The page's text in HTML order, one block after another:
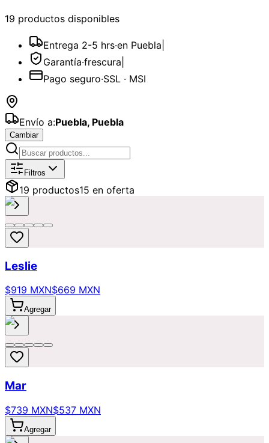
19 productos disponibles
Entrega 2-5 hrs·en Puebla
Garantía·frescura
Pago seguro·SSL · MSI
Envío a:Puebla, Puebla
Cambiar
Catálogo deColoridos
Filtros
19 productos15 en oferta
Leslie
$919 MXN$669 MXN
Agregar
Mar
$739 MXN$537 MXN
Agregar